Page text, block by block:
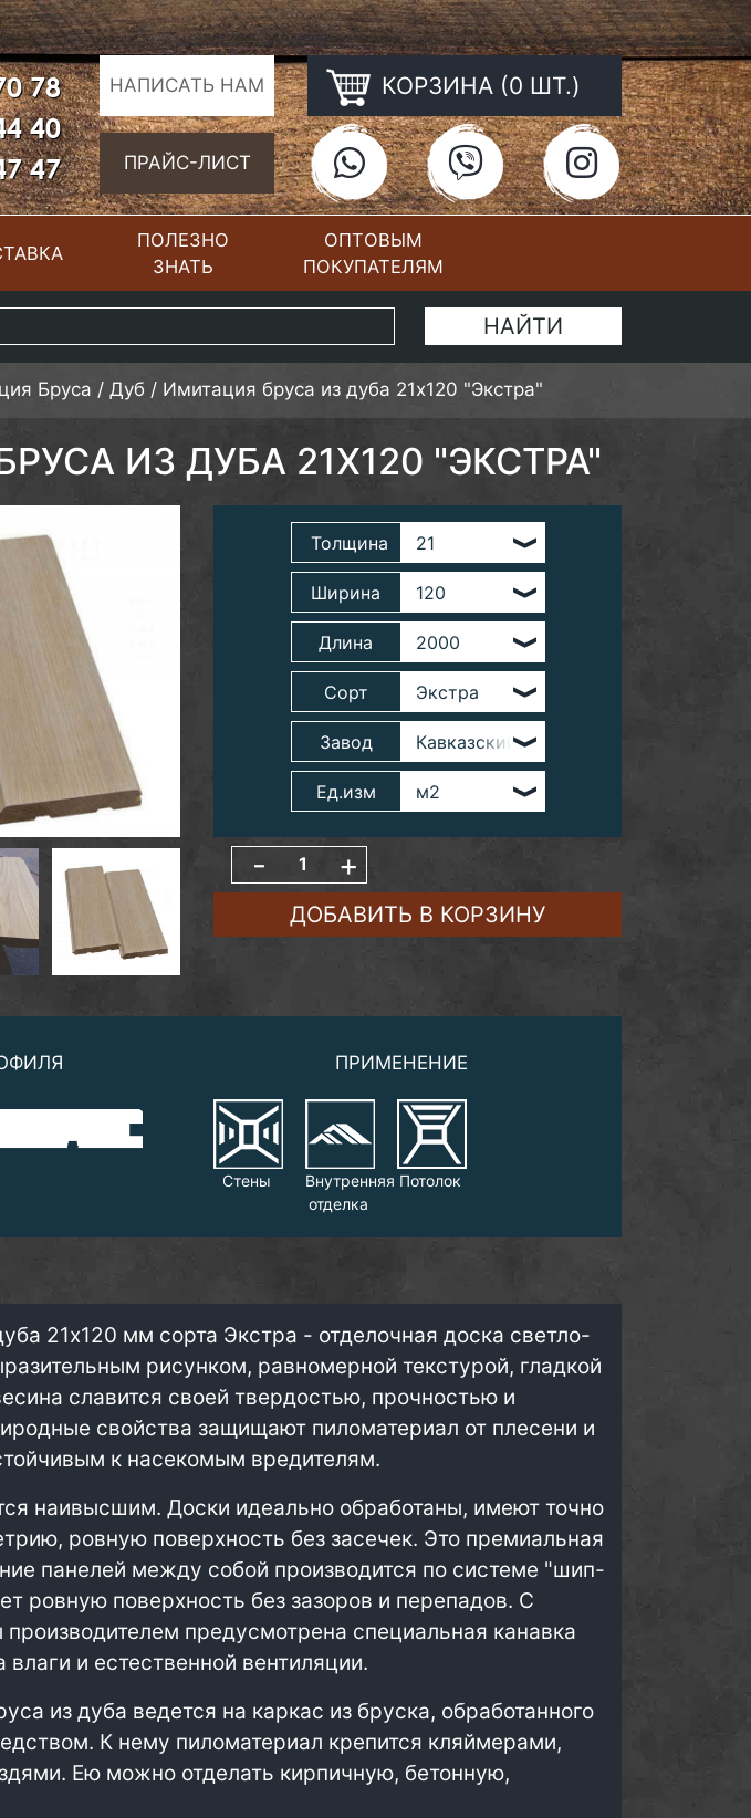
78
40
47
НАПИСАТЬ НАМ
ПРАЙС-ЛИСТ
КОРЗИНА (0 ШТ.)
ПОЛЕЗНО
ЗНАТЬ
ОПТОВЫМ
ПОКУПАТЕЛЯМ
КОНТАКТЫ
Бруса / Дуб / Имитация бруса из дуба 21х120 "Экстра"
ИЗ ДУБА 21Х120 "ЭКСТРА"
Толщина
Ширина
Длина
Сорт
Завод
Ед.изм
- +
ДОБАВИТЬ В КОРЗИНУ
ПРИМЕНЕНИЕ
Стены
Внутренняя
отделка
Потолок
21х120 мм сорта Экстра - отделочная доска светло-
рисунком, равномерной текстурой, гладкой
славится своей твердостью, прочностью и
свойства защищают пиломатериал от плесени и
к насекомым вредителям.
наивысшим. Доски идеально обработаны, имеют точно
ровную поверхность без засечек. Это премиальная
панелей между собой производится по системе "шип-
ровную поверхность без зазоров и перепадов. С
предусмотрена специальная канавка
и естественной вентиляции.
из дуба ведется на каркас из бруска, обработанного
К нему пиломатериал крепится кляймерами,
Ею можно отделать кирпичную, бетонную,